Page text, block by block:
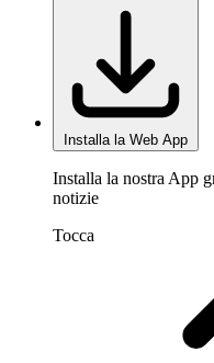
Installa la Web App
Installa la nostra App
notizie
Tocca